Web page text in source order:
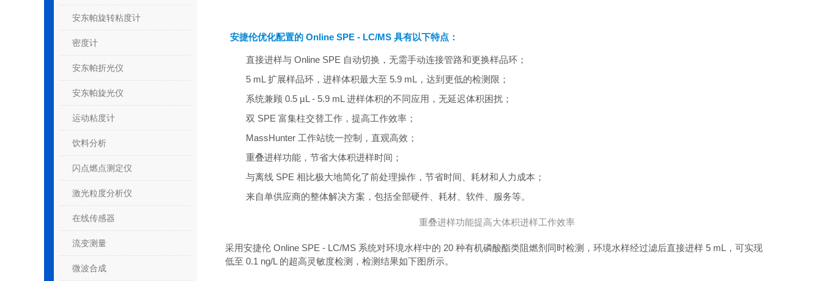
安东帕旋转粘度计
密度计
安东帕折光仪
安东帕旋光仪
运动粘度计
饮料分析
闪点燃点测定仪
激光粒度分析仪
在线传感器
流变测量
微波合成
安捷伦优化配置的 Online SPE - LC/MS 具有以下特点：
直接进样与 Online SPE 自动切换，无需手动连接管路和更换样品环；
5 mL 扩展样品环，进样体积最大至 5.9 mL，达到更低的检测限；
系统兼顾 0.5 µL - 5.9 mL 进样体积的不同应用，无延迟体积困扰；
双 SPE 富集柱交替工作，提高工作效率；
MassHunter 工作站统一控制，直观高效；
重叠进样功能，节省大体积进样时间；
与离线 SPE 相比极大地简化了前处理操作，节省时间、耗材和人力成本；
来自单供应商的整体解决方案，包括全部硬件、耗材、软件、服务等。
重叠进样功能提高大体积进样工作效率
采用安捷伦 Online SPE - LC/MS 系统对环境水样中的 20 种有机磷酸酯类阻燃剂同时检测，环境水样经过滤后直接进样 5 mL，可实现
低至 0.1 ng/L 的超高灵敏度检测，检测结果如下图所示。